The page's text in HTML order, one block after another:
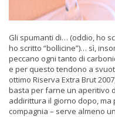
Gli spumanti di… (oddio, ho
ho scritto “bollicine”)… sì,
peccano ogni tanto di
e per questo tendono a
ottimo Riserva Extra Brut
basta per farne un aperitivo
addirittura il giorno dopo,
compagnia – serve almeno